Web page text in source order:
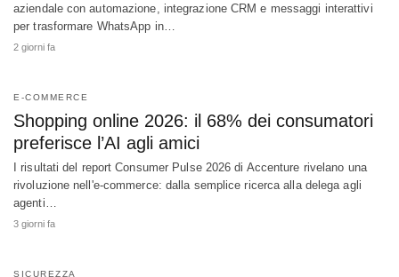
aziendale con automazione, integrazione CRM e messaggi interattivi
per trasformare WhatsApp in…
2 giorni fa
E-COMMERCE
Shopping online 2026: il 68% dei consumatori
preferisce l’AI agli amici
I risultati del report Consumer Pulse 2026 di Accenture rivelano una
rivoluzione nell'e-commerce: dalla semplice ricerca alla delega agli
agenti…
3 giorni fa
SICUREZZA